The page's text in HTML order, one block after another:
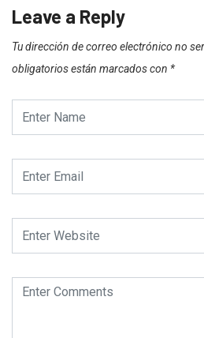
Leave a Reply
Tu dirección de correo electrónico no
obligatorios están marcados con *